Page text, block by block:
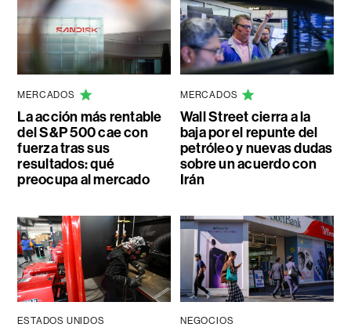
MERCADOS
La acción más rentable
del S&P 500 cae con
fuerza tras sus
resultados: qué
preocupa al mercado
MERCADOS
Wall Street cierra a la
baja por el repunte del
petróleo y nuevas dudas
sobre un acuerdo con
Irán
ESTADOS UNIDOS NEGOCIOS